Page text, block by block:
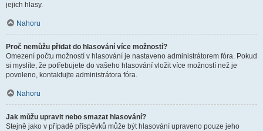
jejich hlasy.
Nahoru
Proč nemůžu přidat do hlasování více možností?
Omezení počtu možností v hlasování je nastaveno administrátorem fóra. Pokud
si myslíte, že potřebujete do vašeho hlasování vložit více možností než je
povoleno, kontaktujte administrátora fóra.
Nahoru
Jak můžu upravit nebo smazat hlasování?
Stejně jako v případě příspěvků může být hlasování upraveno pouze jeho